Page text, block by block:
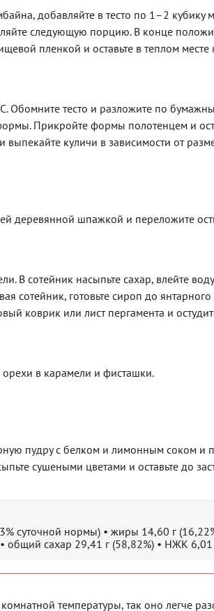
добавляйте в тесто по 1–2
следующую порцию. В конце
пленкой и оставьте в теплом
Обомните тесто и разложите по
Прикройте формы полотенцем и
выпекайте куличи в зависимости от
деревянной шпажкой и переложите
В сотейник насыпьте сахар, влейте
сотейник, готовьте сироп до
коврик или лист пергамента и
в карамели и фисташки.
пудру с белком и лимонным соком и
сушеными цветами и оставьте до
суточной нормы) • жиры 14,60 г
общий сахар 29,41 г (58,82%) • НЖК
температуры, так оно легче